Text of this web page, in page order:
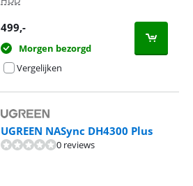
499,-
Morgen bezorgd
Vergelijken
UGREEN NASync DH4300 Plus
0 reviews